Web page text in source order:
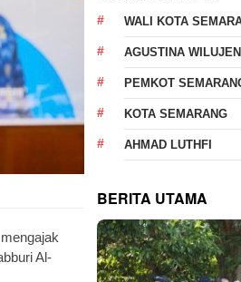
Al-
WALI KOTA
AGUSTINA
PEMKOT
KOTA SEMARANG
AHMAD LUTHFI
BERITA UTAMA